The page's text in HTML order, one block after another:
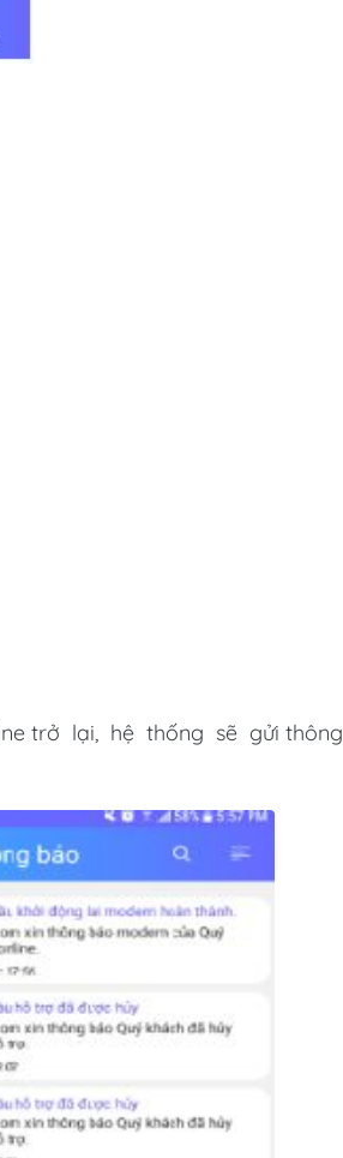
trở lại, hệ thống sẽ gửi thông